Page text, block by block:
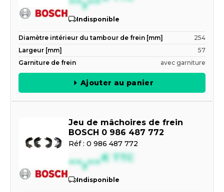
Indisponible
Diamètre intérieur du tambour de frein [mm]
254
Largeur [mm]
57
Garniture de frein
avec garniture
Ajouter au panier
Jeu de mâchoires de frein
BOSCH 0 986 487 772
Réf : 0 986 487 772
--,--€ TTC
Indisponible